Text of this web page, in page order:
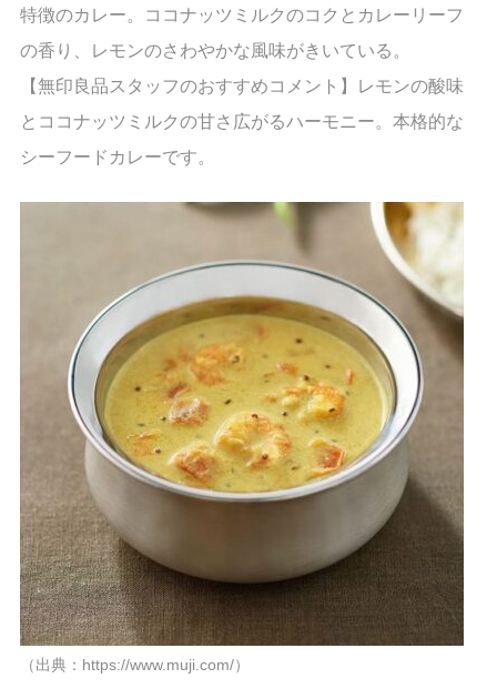
特徴のカレー。ココナッツミルクのコクとカレーリーフ
の香り、レモンのさわやかな風味がきいている。
【無印良品スタッフのおすすめコメント】レモンの酸味
とココナッツミルクの甘さ広がるハーモニー。本格的な
シーフードカレーです。
（出典：https://www.muji.com/）